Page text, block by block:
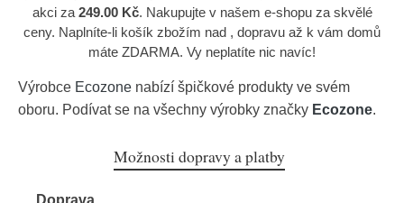
akci za 249.00 Kč. Nakupujte v našem e-shopu za skvělé
ceny. Naplníte-li košík zbožím nad , dopravu až k vám domů
máte ZDARMA. Vy neplatíte nic navíc!
Výrobce Ecozone nabízí špičkové produkty ve svém
oboru. Podívat se na všechny výrobky značky Ecozone.
Možnosti dopravy a platby
Doprava